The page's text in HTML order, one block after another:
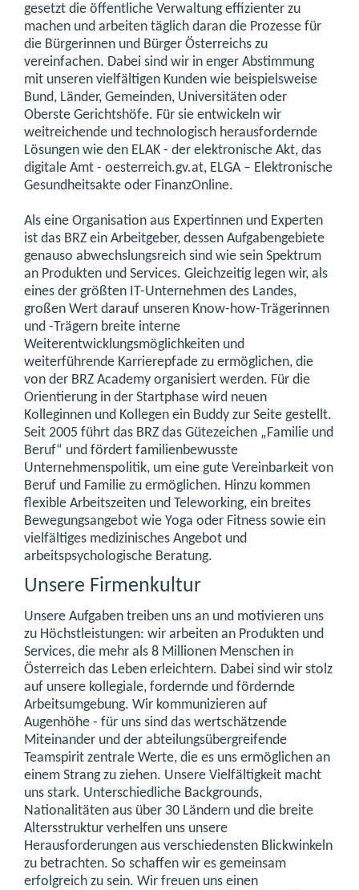
gesetzt die öffentliche Verwaltung effizienter zu
machen und arbeiten täglich daran die Prozesse für
die Bürgerinnen und Bürger Österreichs zu
vereinfachen. Dabei sind wir in enger Abstimmung
mit unseren vielfältigen Kunden wie beispielsweise
Bund, Länder, Gemeinden, Universitäten oder
Oberste Gerichtshöfe. Für sie entwickeln wir
weitreichende und technologisch herausfordernde
Lösungen wie den ELAK - der elektronische Akt, das
digitale Amt - oesterreich.gv.at, ELGA – Elektronische
Gesundheitsakte oder FinanzOnline.
Als eine Organisation aus Expertinnen und Experten
ist das BRZ ein Arbeitgeber, dessen Aufgabengebiete
genauso abwechslungsreich sind wie sein Spektrum
an Produkten und Services. Gleichzeitig legen wir, als
eines der größten IT-Unternehmen des Landes,
großen Wert darauf unseren Know-how-Trägerinnen
und -Trägern breite interne
Weiterentwicklungsmöglichkeiten und
weiterführende Karrierepfade zu ermöglichen, die
von der BRZ Academy organisiert werden. Für die
Orientierung in der Startphase wird neuen
Kolleginnen und Kollegen ein Buddy zur Seite gestellt.
Seit 2005 führt das BRZ das Gütezeichen „Familie und
Beruf“ und fördert familienbewusste
Unternehmenspolitik, um eine gute Vereinbarkeit von
Beruf und Familie zu ermöglichen. Hinzu kommen
flexible Arbeitszeiten und Teleworking, ein breites
Bewegungsangebot wie Yoga oder Fitness sowie ein
vielfältiges medizinisches Angebot und
arbeitspsychologische Beratung.
Unsere Firmenkultur
Unsere Aufgaben treiben uns an und motivieren uns
zu Höchstleistungen: wir arbeiten an Produkten und
Services, die mehr als 8 Millionen Menschen in
Österreich das Leben erleichtern. Dabei sind wir stolz
auf unsere kollegiale, fordernde und fördernde
Arbeitsumgebung. Wir kommunizieren auf
Augenhöhe - für uns sind das wertschätzende
Miteinander und der abteilungsübergreifende
Teamspirit zentrale Werte, die es uns ermöglichen an
einem Strang zu ziehen. Unsere Vielfältigkeit macht
uns stark. Unterschiedliche Backgrounds,
Nationalitäten aus über 30 Ländern und die breite
Altersstruktur verhelfen uns unsere
Herausforderungen aus verschiedensten Blickwinkeln
zu betrachten. So schaffen wir es gemeinsam
erfolgreich zu sein. Wir freuen uns einen